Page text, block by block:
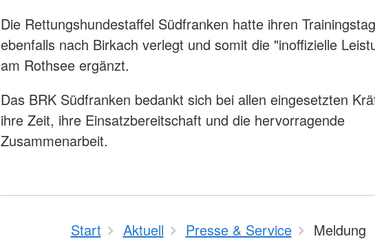
Die Rettungshundestaffel Südfranken hatte ihren
ebenfalls nach Birkach verlegt und somit die "inoffizielle
am Rothsee ergänzt.
Das BRK Südfranken bedankt sich bei allen eingesetzten
ihre Zeit, ihre Einsatzbereitschaft und die hervorragende
Zusammenarbeit.
Start Aktuell Presse & Service Meldung